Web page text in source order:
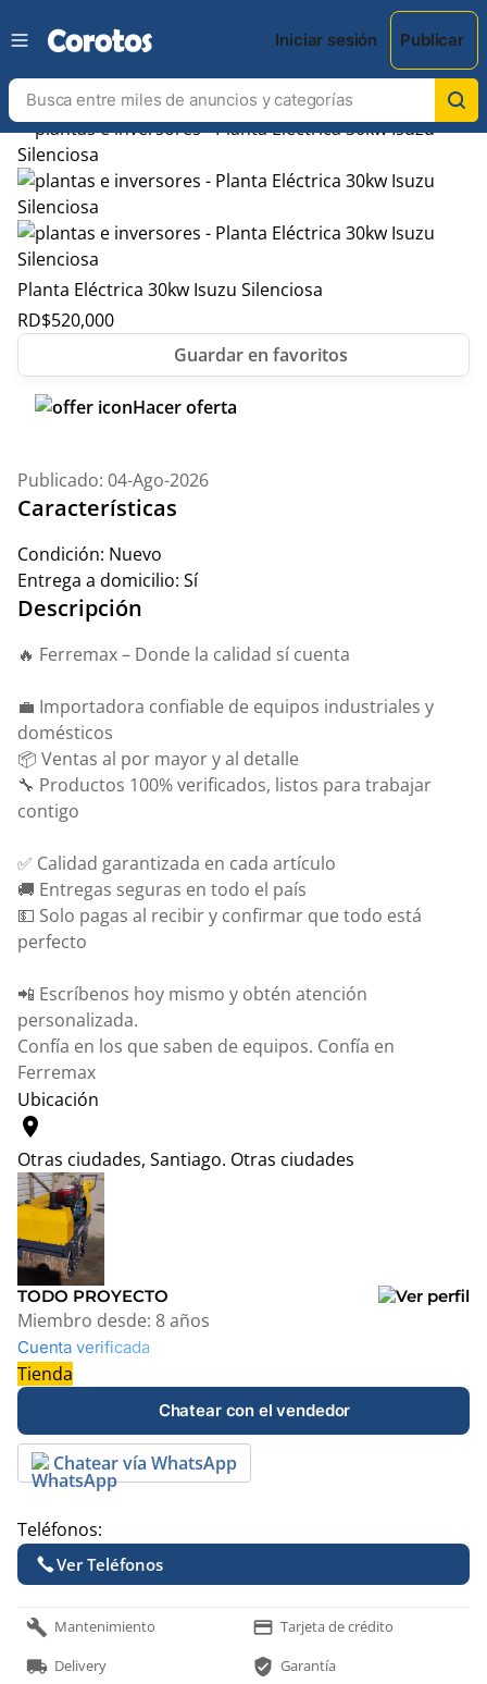
Iniciar sesión Publicar
Planta Eléctrica 30kw Isuzu Silenciosa
RD$520,000
Hacer oferta
Publicado: 04-Ago-2026
Características
Condición: Nuevo
Entrega a domicilio: Sí
Descripción
🔥 Ferremax – Donde la calidad sí cuenta
💼 Importadora confiable de equipos industriales y
domésticos
📦 Ventas al por mayor y al detalle
🔧 Productos 100% verificados, listos para trabajar
contigo
✅ Calidad garantizada en cada artículo
🚚 Entregas seguras en todo el país
💵 Solo pagas al recibir y confirmar que todo está
perfecto
📲 Escríbenos hoy mismo y obtén atención
personalizada.
Confía en los que saben de equipos. Confía en
Ferremax
Ubicación
location_on
Otras ciudades, Santiago. Otras ciudades
+
−
Leaflet © OpenStreetMap contributors
TODO PROYECTO
Miembro desde: 8 años
Cuenta verificada
Tienda
Chatear con el vendedor
Chatear vía WhatsApp
Teléfonos:
Ver Teléfonos
build Mantenimiento payment Tarjeta de crédito
local_shipping Delivery verified_user Garantía